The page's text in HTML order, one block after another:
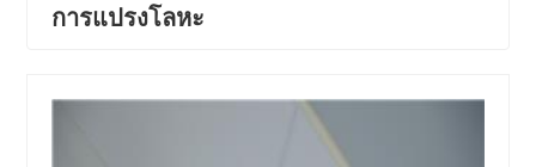
การแปรงโลหะ